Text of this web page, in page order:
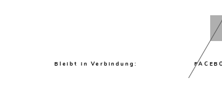
Bleibt in Verbindung: